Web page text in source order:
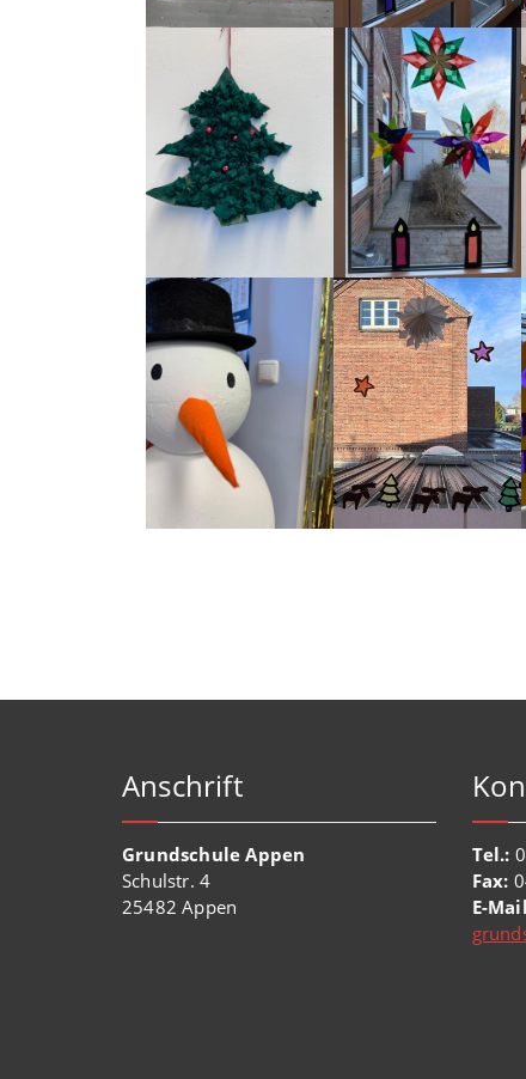
Anschrift
Grundschule Appen
Schulstr. 4
25482 Appen
Tel.:
Fax:
E-